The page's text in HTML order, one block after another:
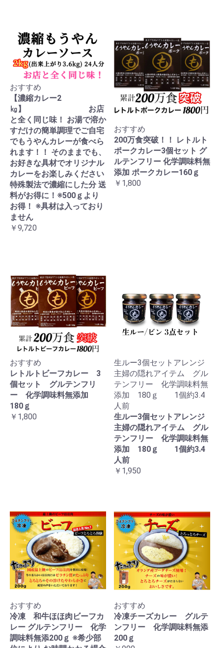
おすすめ
【濃縮カレー2
㎏】 お店
と全く同じ味！ お湯で溶か
すだけの簡単調理でご自宅
でもうやんカレーが食べら
れます！！ そのままでも、
お好きな具材でオリジナル
カレーをお楽しみください
特殊製法で濃縮にした分 送
料がお得に！※500ｇより
お得！ ※具材は入っており
ません
￥9,720
おすすめ
200万食突破！！ レトルト
ポークカレー3個セット グ
ルテンフリー 化学調味料無
添加 ポークカレー160ｇ
￥1,800
おすすめ
レトルトビーフカレー 3
個セット グルテンフリ
ー 化学調味料無添加
180ｇ
￥1,800
生ルー3個セットアレンジ
主婦の隠れアイテム グル
テンフリー 化学調味料無
添加 180ｇ 1個約3.4
人前
生ルー3個セットアレンジ
主婦の隠れアイテム グル
テンフリー 化学調味料無
添加 180ｇ 1個約3.4
人前
￥1,950
おすすめ
冷凍 和牛ほほ肉ビーフカ
レー グルテンフリー 化学
調味料無添200ｇ ※希少部
おすすめ
冷凍チーズカレー グルテ
ンフリー 化学調味料無添
200ｇ